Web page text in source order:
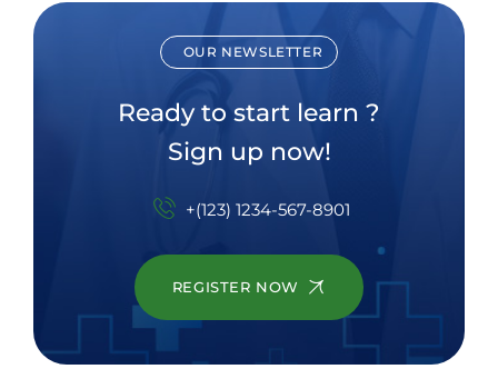
OUR NEWSLETTER
Ready to start learn ?
Sign up now!
+(123) 1234-567-8901
REGISTER NOW